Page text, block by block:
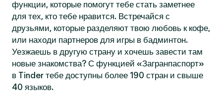
функции, которые помогут тебе стать заметнее
для тех, кто тебе нравится. Встречайся с
друзьями, которые разделяют твою любовь к кофе,
или находи партнеров для игры в бадминтон.
Уезжаешь в другую страну и хочешь завести там
новые знакомства? С функцией «Загранпаспорт»
в Tinder тебе доступны более 190 стран и свыше
40 языков.